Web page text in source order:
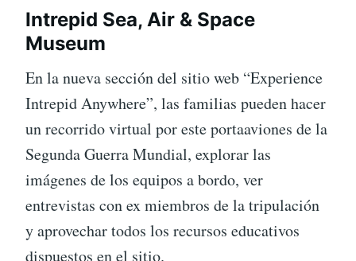
Intrepid Sea, Air & Space
Museum
En la nueva sección del sitio web “Experience
Intrepid Anywhere”, las familias pueden hacer
un recorrido virtual por este portaaviones de la
Segunda Guerra Mundial, explorar las
imágenes de los equipos a bordo, ver
entrevistas con ex miembros de la tripulación
y aprovechar todos los recursos educativos
dispuestos en el sitio.